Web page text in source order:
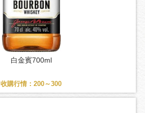
白金賓700ml
收購行情：200～300